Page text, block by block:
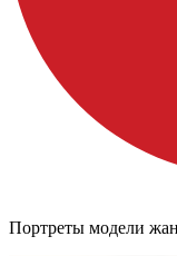
Портреты модели